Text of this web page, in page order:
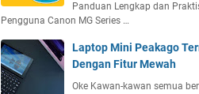
Panduan Lengkap dan
Pengguna Canon MG Series …
Laptop Mini Peakago
Dengan Fitur Mewah
Oke Kawan-kawan semua